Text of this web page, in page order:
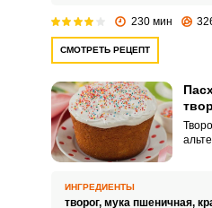
230 мин
СМОТРЕТЬ РЕЦЕПТ
ИНГРЕДИЕНТЫ
творог, мука пшеничная,